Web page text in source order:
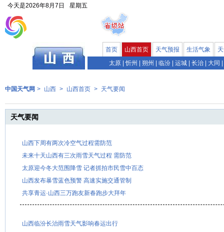
今天是2026年8月7日 星期五
首页 山西首页 天气预报 生活气象
太原
忻州 朔州 临汾 运城 长治 大同
中国天气网 > 山西 > 山西首页 > 天气要闻
天气要闻
山西下周有两次冷空气过程需防范
未来十天山西有三次雨雪天气过程 需防范
太原迎今冬大范围降雪 记者抓拍市民雪中百态
山西发布暴雪蓝色预警 高速实施交通管制
共享青运·山西三万跑友新春跑步大拜年
山西临汾长治雨雪天气影响春运出行